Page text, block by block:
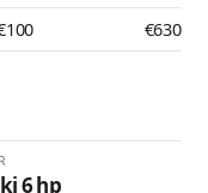
€630
6 hp